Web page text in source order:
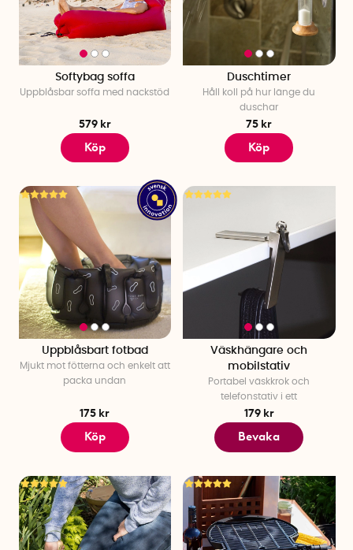
Softybag soffa
Uppblåsbar soffa med nackstöd
579 kr
Köp
Duschtimer
Håll koll på hur länge du
duschar
75 kr
Köp
Uppblåsbart fotbad
Mjukt mot fötterna och enkelt att
packa undan
175 kr
Köp
Väskhängare och
mobilstativ
Portabel väskkrok och
telefonstativ i ett
179 kr
Bevaka